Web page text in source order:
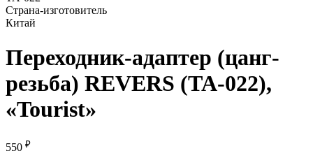
Страна-изготовитель
Китай
Переходник-адаптер (цанг-
резьба) REVERS (TA-022),
«Tourist»
550 ₽